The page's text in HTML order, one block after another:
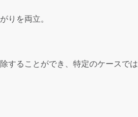
りを両立。
することができ、特定のケースでは